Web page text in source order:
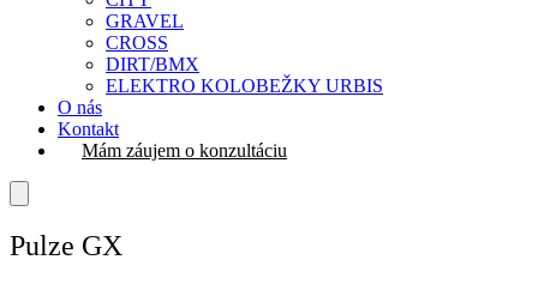
GRAVEL
CROSS
DIRT/BMX
ELEKTRO KOLOBEŽKY URBIS
O nás
Kontakt
Mám záujem o konzultáciu
Pulze GX